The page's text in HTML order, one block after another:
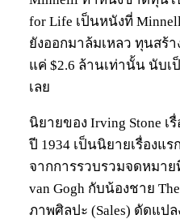
for Life เป็นหนังที่
ยังออกมาล้มเหลว ทุนสร้า
แค่ $2.6 ล้านเท่านั้น นับเ
เลย
นิยายของ Irving Stone เ
ปี 1934 เป็นนิยายเรื่องแ
จากการรวบรวมจดหมาย
van Gogh กับน้องชาย
ภาพศิลปะ (Sales) ดัดแป